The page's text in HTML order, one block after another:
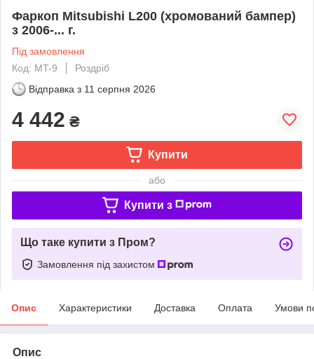
Фаркоп Mitsubishi L200 (хромований бампер)
з 2006-... г.
Під замовлення
Код: MT-9
Роздріб
Відправка з 11 серпня 2026
4 442 ₴
Купити
або
Купити з
Що таке купити з Пром?
Замовлення під захистом
Опис Характеристики Доставка Оплата Умови
Опис